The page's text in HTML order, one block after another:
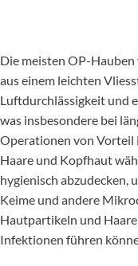
Die meisten OP-
aus einem leichten
Luftdurchlässigkeit und
was insbesondere bei
Operationen von Vorteil
Haare und Kopfhaut
hygienisch abzudecken,
Keime und andere
Hautpartikeln und
Infektionen führen